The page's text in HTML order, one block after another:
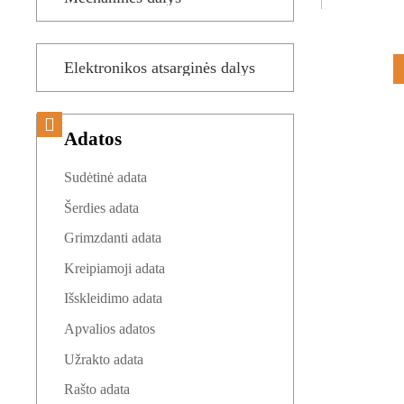
Elektronikos atsarginės dalys
Adatos
Sudėtinė adata
Šerdies adata
Grimzdanti adata
Kreipiamoji adata
Išskleidimo adata
Apvalios adatos
Užrakto adata
Rašto adata